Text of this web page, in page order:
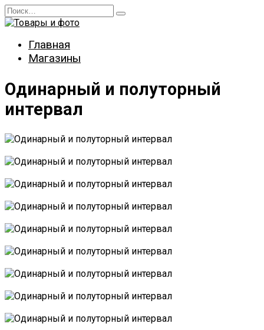
Перейти
к
Search
for:
Главная
Магазины
Одинарный и полуторный
интервал